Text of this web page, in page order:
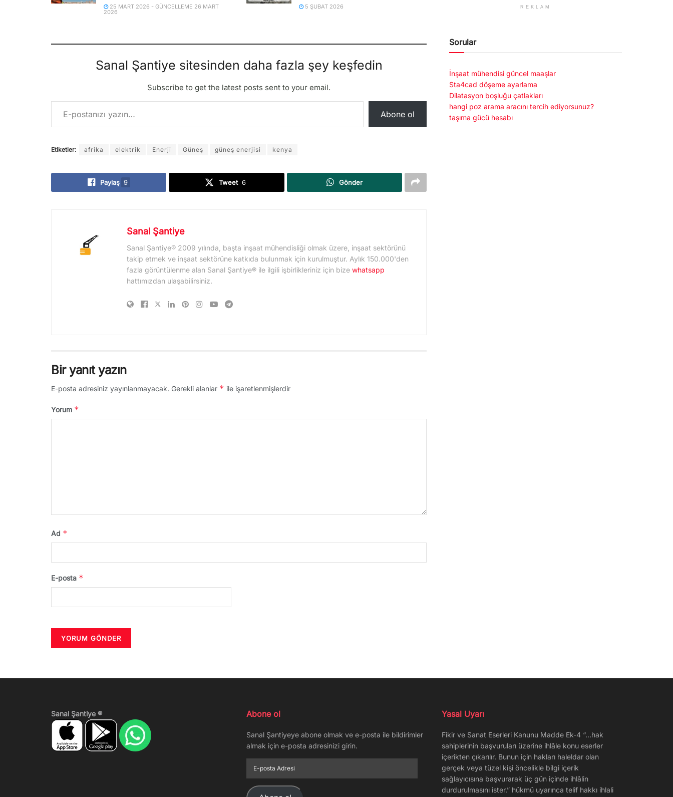
25 MART 2026 - GÜNCELLEME 26 MART
2026
5 ŞUBAT 2026
Sanal Şantiye sitesinden daha fazla şey keşfedin
Subscribe to get the latest posts sent to your email.
E-postanızı yazın…
Abone ol
Etiketler: afrika elektrik Enerji Güneş güneş enerjisi kenya
Paylaş 9 Tweet 6 Gönder
Sanal Şantiye
Sanal Şantiye® 2009 yılında, başta inşaat mühendisliği olmak üzere, inşaat sektörünü
takip etmek ve inşaat sektörüne katkıda bulunmak için kurulmuştur. Aylık 150.000'den
fazla görüntülenme alan Sanal Şantiye® ile ilgili işbirlikleriniz için bize whatsapp
hattımızdan ulaşabilirsiniz.
Bir yanıt yazın
E-posta adresiniz yayınlanmayacak. Gerekli alanlar * ile işaretlenmişlerdir
Yorum *
Ad *
E-posta *
REKLAM
Sorular
İnşaat mühendisi güncel maaşlar
Sta4cad döşeme ayarlama
Dilatasyon boşluğu çatlakları
hangi poz arama aracını tercih ediyorsunuz?
taşıma gücü hesabı
Sanal Şantiye ® Abone ol
Sanal Şantiyeye abone olmak ve e-posta ile bildirimler
almak için e-posta adresinizi girin.
posta
Adresi
Yasal Uyarı
Fikir ve Sanat Eserleri Kanunu Madde Ek-4 “…hak
sahiplerinin başvuruları üzerine ihlâle konu eserler
içerikten çıkarılır. Bunun için hakları haleldar olan
gerçek veya tüzel kişi öncelikle bilgi içerik
sağlayıcısına başvurarak üç gün içinde ihlâlin
durdurulmasını ister.” hükmü uyarınca telif hakkı ihlali